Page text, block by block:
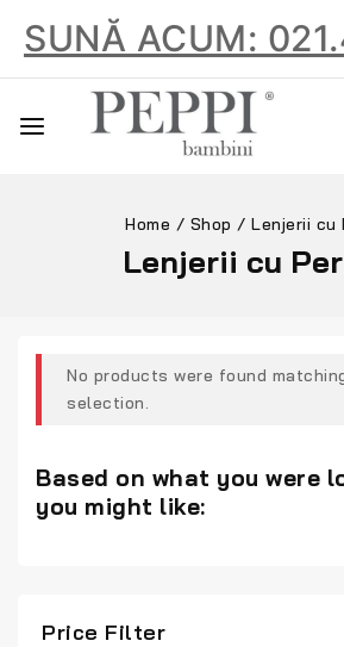
SUNĂ ACUM:
Home / Shop / Lenjerii cu
Lenjerii cu
No products were found
selection.
Based on what you were
you might like:
Price Filter